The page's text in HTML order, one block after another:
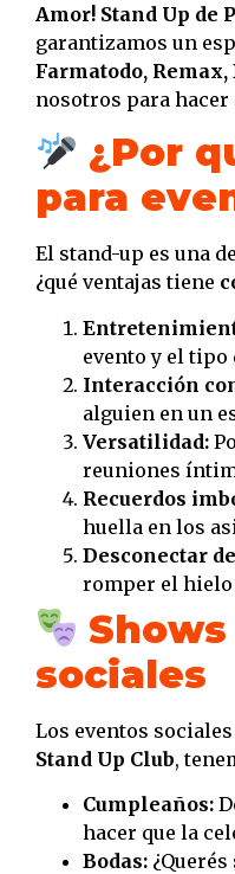
Amor! Stand Up de
garantizamos un
Farmatodo,
nosotros para hacer
¿Por
para
El stand-up es una
¿qué ventajas tiene
evento y el tipo
Interacción
alguien en un
Versatilidad:
reuniones
Recuerdos
huella en los
Desconectar
romper el
sociales
Los eventos
Stand Up Club,
Cumpleaños:
hacer que la
Bodas: